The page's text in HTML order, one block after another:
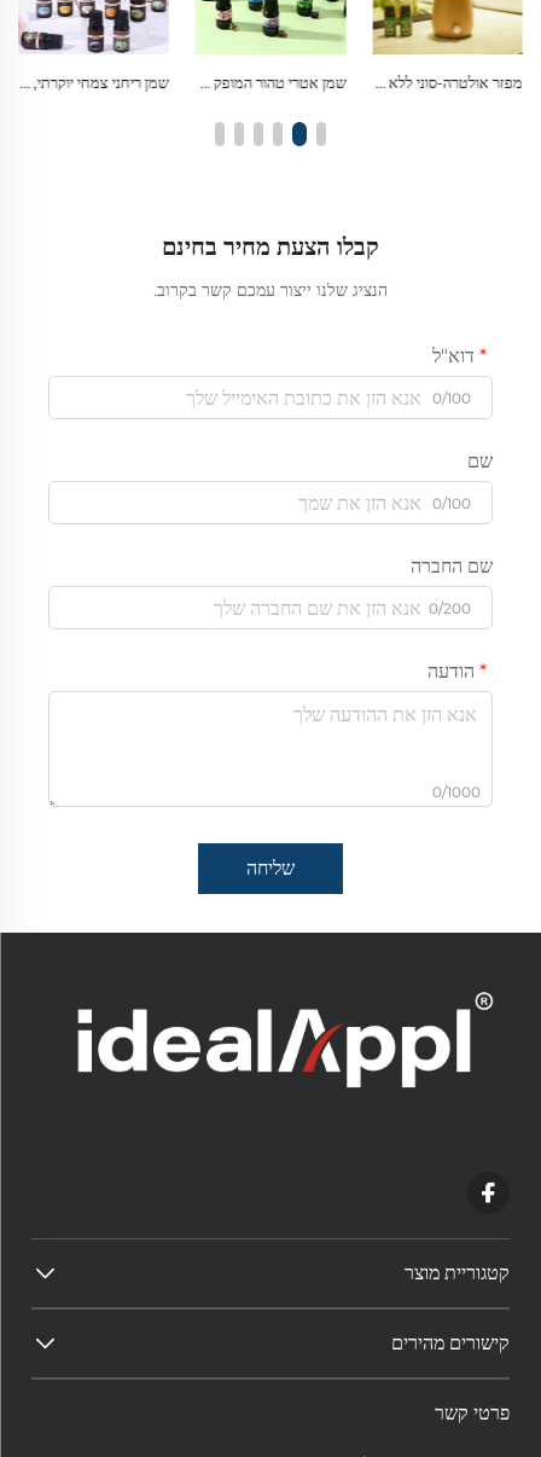
שמן אטרי טהור המופק מצמחים, מתנה יוקרתית בריח עמיד לאורך זמן להרפיה ולטיפוח עצמי שמן ריחני צמחי יוקרתי, שמן אטרי איכותי לאדריכלות פנים ולאווירה בסגנון מלון מפזר ניחוח רטרו מעץ פחמתי ללא מים עם נוף מאור של שדה נפט, זכוכית בורוסיליקט מתפתלת ואור מואר
קבלו הצעת מחיר בחינם
הנציג שלנו ייצור עמכם קשר בקרוב.
דוא"ל
0/100
שם
0/100
שם החברה
0/200
הודעה
0/1000
שליחה
קטגוריית מוצר
קישורים מהירים
פרטי קשר